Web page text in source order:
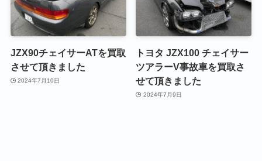
JZX90チェイサーATを買取
させて頂きました
2024年7月10日
トヨタ JZX100 チェイサー
ツアラーV事故車を買取さ
せて頂きました
2024年7月9日